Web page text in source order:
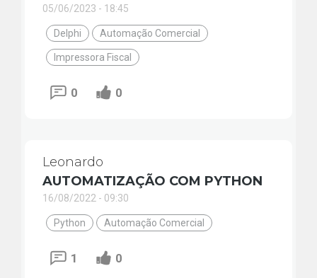
05/06/2023 - 18:45
Delphi Automação Comercial
Impressora Fiscal
0 0
Leonardo
AUTOMATIZAÇÃO COM PYTHON
16/08/2022 - 09:30
Python Automação Comercial
1 0